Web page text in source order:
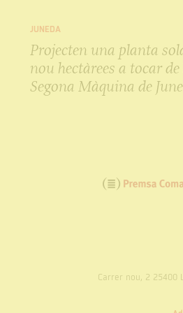
JUNEDA
Projecten una planta
nou hectàrees a tocar de
Segona Màquina de
Carrer nou, 2 25400